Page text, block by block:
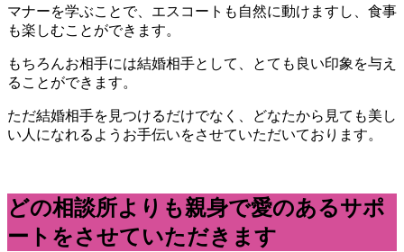
マナーを学ぶことで、エスコートも自然に動けますし、食事
も楽しむことができます。
もちろんお相手には結婚相手として、とても良い印象を与え
ることができます。
ただ結婚相手を見つけるだけでなく、どなたから見ても美し
い人になれるようお手伝いをさせていただいております。
どの相談所よりも親身で愛のあるサポ
ートをさせていただきます